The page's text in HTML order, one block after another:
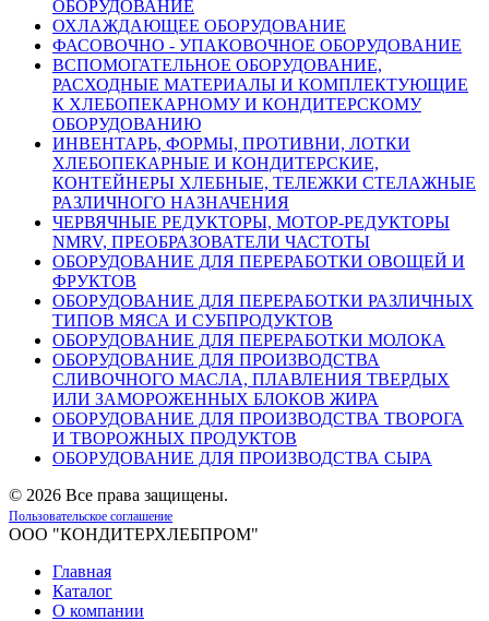
ОБОРУДОВАНИЕ
ОХЛАЖДАЮЩЕЕ ОБОРУДОВАНИЕ
ФАСОВОЧНО - УПАКОВОЧНОЕ ОБОРУДОВАНИЕ
ВСПОМОГАТЕЛЬНОЕ ОБОРУДОВАНИЕ,
РАСХОДНЫЕ МАТЕРИАЛЫ И КОМПЛЕКТУЮЩИЕ
К ХЛЕБОПЕКАРНОМУ И КОНДИТЕРСКОМУ
ОБОРУДОВАНИЮ
ИНВЕНТАРЬ, ФОРМЫ, ПРОТИВНИ, ЛОТКИ
ХЛЕБОПЕКАРНЫЕ И КОНДИТЕРСКИЕ,
КОНТЕЙНЕРЫ ХЛЕБНЫЕ, ТЕЛЕЖКИ СТЕЛАЖНЫЕ
РАЗЛИЧНОГО НАЗНАЧЕНИЯ
ЧЕРВЯЧНЫЕ РЕДУКТОРЫ, МОТОР-РЕДУКТОРЫ
NMRV, ПРЕОБРАЗОВАТЕЛИ ЧАСТОТЫ
ОБОРУДОВАНИЕ ДЛЯ ПЕРЕРАБОТКИ ОВОЩЕЙ И
ФРУКТОВ
ОБОРУДОВАНИЕ ДЛЯ ПЕРЕРАБОТКИ РАЗЛИЧНЫХ
ТИПОВ МЯСА И СУБПРОДУКТОВ
ОБОРУДОВАНИЕ ДЛЯ ПЕРЕРАБОТКИ МОЛОКА
ОБОРУДОВАНИЕ ДЛЯ ПРОИЗВОДСТВА
СЛИВОЧНОГО МАСЛА, ПЛАВЛЕНИЯ ТВЕРДЫХ
ИЛИ ЗАМОРОЖЕННЫХ БЛОКОВ ЖИРА
ОБОРУДОВАНИЕ ДЛЯ ПРОИЗВОДСТВА ТВОРОГА
И ТВОРОЖНЫХ ПРОДУКТОВ
ОБОРУДОВАНИЕ ДЛЯ ПРОИЗВОДСТВА СЫРА
© 2026 Все права защищены.
Пользовательское соглашение
ООО "КОНДИТЕРХЛЕБПРОМ"
Главная
Каталог
О компании